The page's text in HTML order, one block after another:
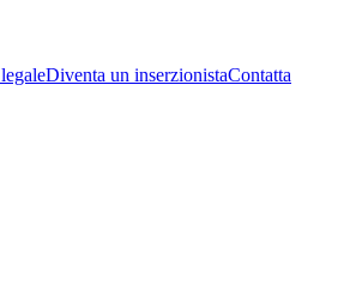
Diventa un inserzionistaContatta